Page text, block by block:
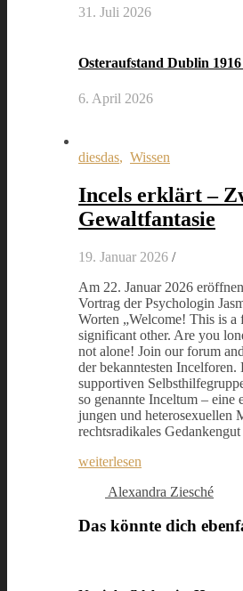
31. Juli 2026
Osteraufstand Dublin
6. April 2026
diesdas, Wissen
Incels erklärt –
Gewaltfantasie
19. Januar 2026 /
Am 22. Januar 2026
Vortrag der Psychologin
Worten „Welcome! This is
significant other. Are you
not alone! Join our forum
der bekanntesten
supportiven
so genannte Inceltum – eine
jungen und heterosexuellen
rechtsradikales
weiterlesen
Alexandra Ziesché
Das könnte dich